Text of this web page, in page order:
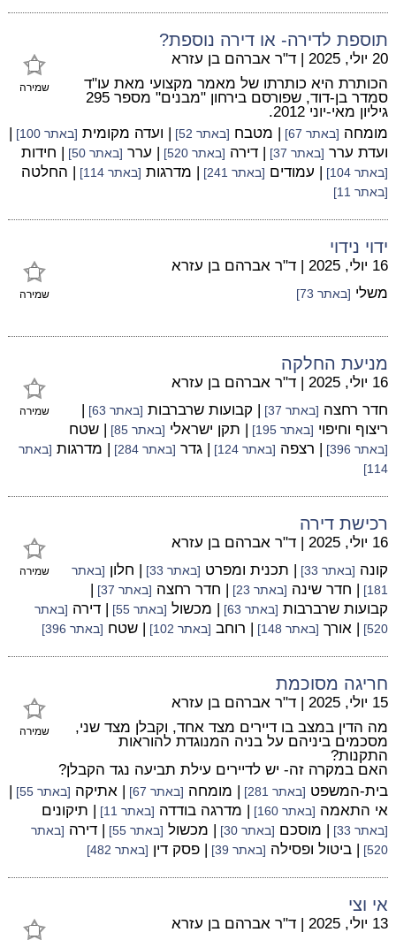
תוספת לדירה- או דירה נוספת?
שמירה
20 יולי, 2025 | ד"ר אברהם בן עזרא
הכותרת היא כותרתו של מאמר מקצועי מאת עו"ד
סמדר בן-דוד, שפורסם בירחון "מבנים" מספר 295
גיליון מאי-יוני 2012.
מומחה [באתר 67] | מטבח [באתר 52] | ועדה מקומית [באתר 100]
|
ועדת ערר [באתר 37] | דירה [באתר 520] | ערר [באתר 50] | חידות
[באתר 104] | עמודים [באתר 241] | מדרגות [באתר 114] | החלטה
[באתר 11]
ידוי נידוי
שמירה
16 יולי, 2025 | ד"ר אברהם בן עזרא
משלי [באתר 73]
מניעת החלקה
שמירה
16 יולי, 2025 | ד"ר אברהם בן עזרא
חדר רחצה [באתר 37] | קבועות שרברבות [באתר 63]
|
ריצוף וחיפוי [באתר 195] | תקן ישראלי [באתר 85] | שטח
[באתר 396] | רצפה [באתר 124] | גדר [באתר 284] | מדרגות [באתר
114]
רכישת דירה
שמירה
16 יולי, 2025 | ד"ר אברהם בן עזרא
קונה [באתר 33] | תכנית ומפרט [באתר 33] | חלון [באתר
181]
| חדר שינה [באתר 23] | חדר רחצה [באתר 37]
|
קבועות שרברבות [באתר 63] | מכשול [באתר 55] | דירה [באתר
520]
| אורך [באתר 148] | רוחב [באתר 102] | שטח [באתר 396]
חריגה מסוכמת
שמירה
15 יולי, 2025 | ד"ר אברהם בן עזרא
מה הדין במצב בו דיירים מצד אחד, וקבלן מצד שני,
מסכמים ביניהם על בניה המנוגדת להוראות
התקנות?
האם במקרה זה- יש לדיירים עילת תביעה נגד הקבלן?
בית-המשפט [באתר 281] | מומחה [באתר 67] | אתיקה [באתר 55]
|
אי התאמה [באתר 160] | מדרגה בודדה [באתר 11] | תיקונים
[באתר 33] | מוסכם [באתר 30] | מכשול [באתר 55] | דירה [באתר
520]
| ביטול ופסילה [באתר 39] | פסק דין [באתר 482]
אי וצי
13 יולי, 2025 | ד"ר אברהם בן עזרא